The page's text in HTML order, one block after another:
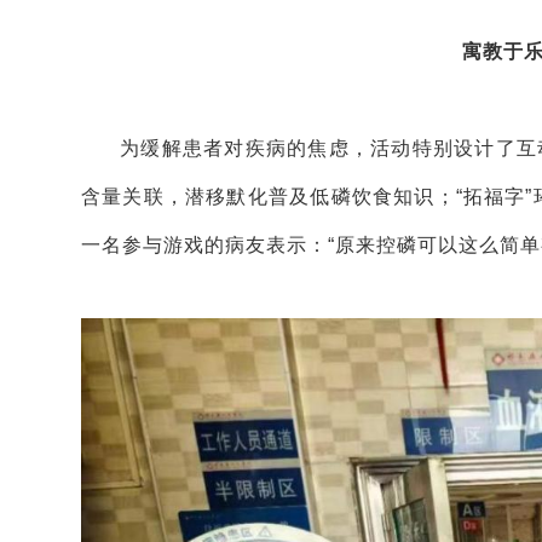
寓教于
为缓解患者对疾病的焦虑，活动特别设计了
含量关联，潜移默化普及低磷饮食知识；“拓福字
一名参与游戏的病友表示：“原来控磷可以这么简